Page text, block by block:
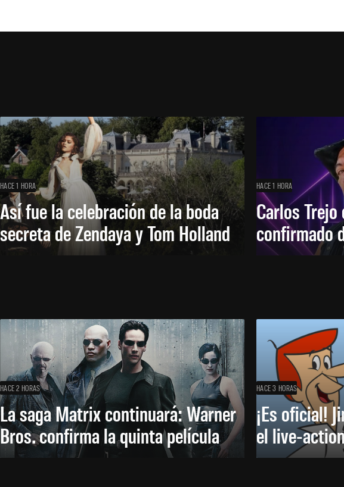
HACE 1 HORA
Así fue la celebración de la boda
secreta de Zendaya y Tom Holland
HACE 1 HORA
Carlos
confirmado
HACE 2 HORAS
La saga Matrix continuará: Warner
Bros. confirma la quinta película
HACE 3 HORAS
¡Es oficial!
el live-